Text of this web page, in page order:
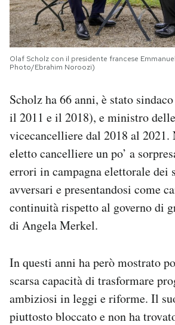
Olaf Scholz con il presidente francese
Photo/Ebrahim Noroozi)
Scholz ha 66 anni, è stato
il 2011 e il 2018), e ministro
vicecancelliere dal 2018 al 2021.
eletto cancelliere un po’ a
errori in campagna elettorale dei
avversari e presentandosi come
continuità rispetto al governo di
di Angela Merkel.
In questi anni ha però mostrato
scarsa capacità di trasformare
ambiziosi in leggi e riforme. Il
piuttosto bloccato e non ha